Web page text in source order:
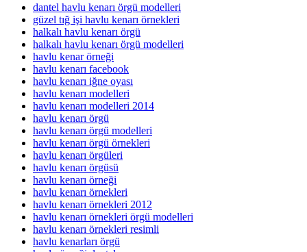
dantel havlu kenarı örgü modelleri
güzel tığ işi havlu kenarı örnekleri
halkalı havlu kenarı örgü
halkalı havlu kenarı örgü modelleri
havlu kenar örneği
havlu kenarı facebook
havlu kenarı iğne oyası
havlu kenarı modelleri
havlu kenarı modelleri 2014
havlu kenarı örgü
havlu kenarı örgü modelleri
havlu kenarı örgü örnekleri
havlu kenarı örgüleri
havlu kenarı örgüsü
havlu kenarı örneği
havlu kenarı örnekleri
havlu kenarı örnekleri 2012
havlu kenarı örnekleri örgü modelleri
havlu kenarı örnekleri resimli
havlu kenarları örgü